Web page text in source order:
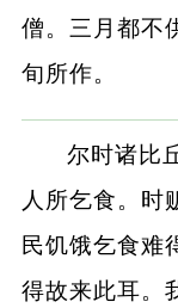
僧。三月都不
旬所作。
尔时诸比
人所乞食。时
民饥饿乞食难
得故来此耳。